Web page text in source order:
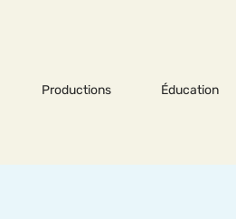
Productions Éducation